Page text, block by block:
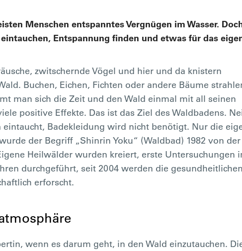
Menschen entspanntes Vergnügen im Wasser.
Entspannung finden und etwas für das
zwitschernde Vögel und hier und da knistern
Buchen, Eichen, Fichten oder andere Bäume
man sich die Zeit und den Wald einmal mit all seinen
positive Effekte. Das ist das Ziel des Waldbadens.
eintaucht, Badekleidung wird nicht benötigt. Nur die
der Begriff „Shinrin Yoku“ (Waldbad) 1982 von der
Heilwälder wurden kreiert, erste Untersuchungen
durchgeführt, seit 2004 werden die gesundheitlichen
erforscht.
wenn es darum geht, in den Wald einzutauchen.